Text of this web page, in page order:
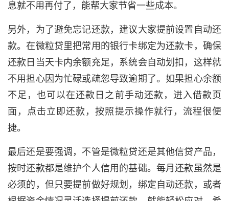
息就不用再付了，能帮大家节省一些成本。
另外，为了避免忘记还款，建议大家提前设置自动还
款。在微粒贷里把常用的银行卡绑定为还款卡，确保
还款日当天卡内余额充足，系统会自动划扣，这样就
不用担心因为忙碌或疏忽导致逾期了。如果担心余额
不足，也可以在还款日之前手动还款，进入借款页
面，点击立即还款，按照提示操作就行，流程很便
捷。
最后还是要强调，不管是微粒贷还是其他信贷产品，
按时还款都是维护个人信用的基础。每月还款虽然是
必须的，但只要提前做好规划，绑定自动还款，或者